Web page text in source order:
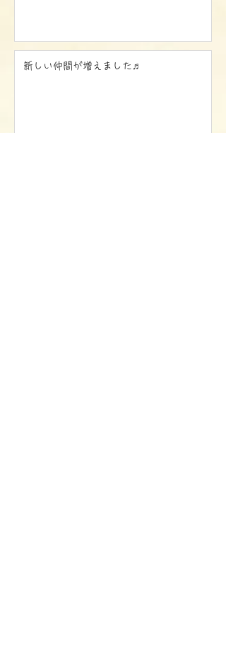
新しい仲間が増えました♬